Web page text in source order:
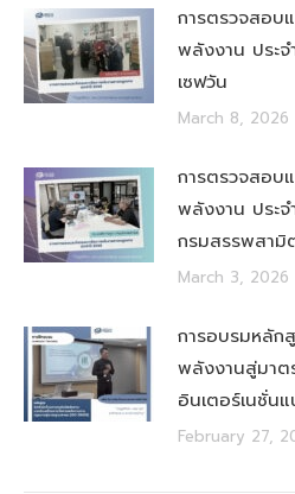
การตรวจสอบ
พลังงาน ประ
เซฟวัน
March 8, 2026
การตรวจสอบ
พลังงาน ประจ
กรมสรรพสามิ
March 3, 2026
การอบรมหลัก
พลังงานสู่มาต
อินเตอร์เนชั่น
February 27,